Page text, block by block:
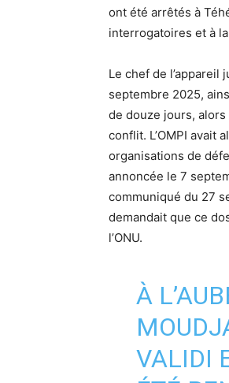
ont été arrêtés à
interrogatoires et à
Le chef de l’appareil
septembre 2025,
de douze jours,
conflit. L’OMPI avait
organisations de
annoncée le 7
communiqué du 27
demandait que ce
l’ONU.
À
VALIDI